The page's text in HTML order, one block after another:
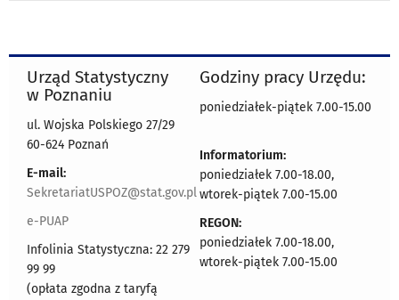
Urząd Statystyczny
w Poznaniu
ul. Wojska Polskiego 27/29
60-624 Poznań
E-mail:
SekretariatUSPOZ@stat.gov.pl
e-PUAP
Infolinia Statystyczna: 22 279
99 99
(opłata zgodna z taryfą
Godziny pracy Urzędu:
poniedziałek-piątek 7.00-15.00
Informatorium:
poniedziałek 7.00-18.00,
wtorek-piątek 7.00-15.00
REGON:
poniedziałek 7.00-18.00,
wtorek-piątek 7.00-15.00